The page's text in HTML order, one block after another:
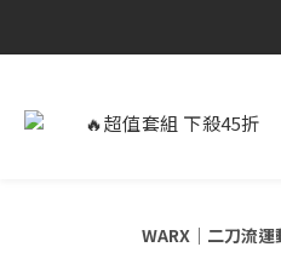
🔥超值套組 下殺45折
WARX｜二刀流